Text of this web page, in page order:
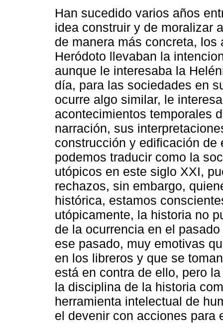
Han sucedido varios años
idea construir y de moralizar
de manera más concreta,
Heródoto llevaban la
aunque le interesaba la
día, para las sociedades en
ocurre algo similar, le
acontecimientos temporales
narración, sus
construcción y edificación de
podemos traducir como la
utópicos en este siglo XXI,
rechazos, sin embargo,
histórica, estamos
utópicamente, la historia no
de la ocurrencia en el
ese pasado, muy emotivas
en los libreros y que se
está en contra de ello, pero
la disciplina de la historia
herramienta intelectual de
el devenir con acciones para